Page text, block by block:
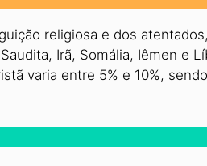
religiosa e dos
Irã, Somália, Iêmen e
varia entre 5% e 10%,